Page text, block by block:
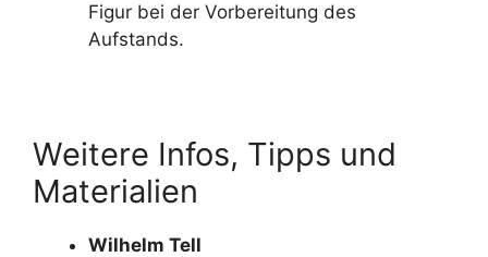
Figur bei der Vorbereitung des
Aufstands.
Weitere Infos, Tipps und
Materialien
Wilhelm Tell